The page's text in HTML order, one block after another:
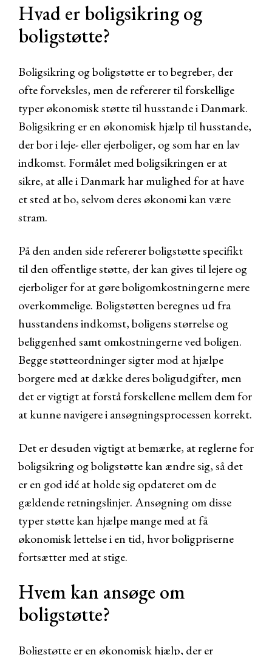
Hvad er boligsikring og
boligstøtte?
Boligsikring og boligstøtte er to begreber, der
ofte forveksles, men de refererer til forskellige
typer økonomisk støtte til husstande i Danmark.
Boligsikring er en økonomisk hjælp til husstande,
der bor i leje- eller ejerboliger, og som har en lav
indkomst. Formålet med boligsikringen er at
sikre, at alle i Danmark har mulighed for at have
et sted at bo, selvom deres økonomi kan være
stram.
På den anden side refererer boligstøtte specifikt
til den offentlige støtte, der kan gives til lejere og
ejerboliger for at gøre boligomkostningerne mere
overkommelige. Boligstøtten beregnes ud fra
husstandens indkomst, boligens størrelse og
beliggenhed samt omkostningerne ved boligen.
Begge støtteordninger sigter mod at hjælpe
borgere med at dække deres boligudgifter, men
det er vigtigt at forstå forskellene mellem dem for
at kunne navigere i ansøgningsprocessen korrekt.
Det er desuden vigtigt at bemærke, at reglerne for
boligsikring og boligstøtte kan ændre sig, så det
er en god idé at holde sig opdateret om de
gældende retningslinjer. Ansøgning om disse
typer støtte kan hjælpe mange med at få
økonomisk lettelse i en tid, hvor boligpriserne
fortsætter med at stige.
Hvem kan ansøge om
boligstøtte?
Boligstøtte er en økonomisk hjælp, der er